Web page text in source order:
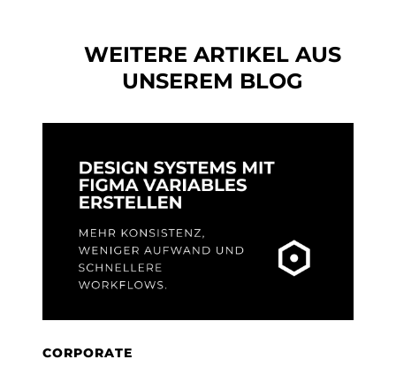
WEITERE ARTIKEL AUS
UNSEREM BLOG
CORPORATE